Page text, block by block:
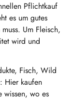
Pflichtkauf
es um gutes
Um Fleisch,
wird und
Fisch, Wild
Hier kaufen
wissen, wo es